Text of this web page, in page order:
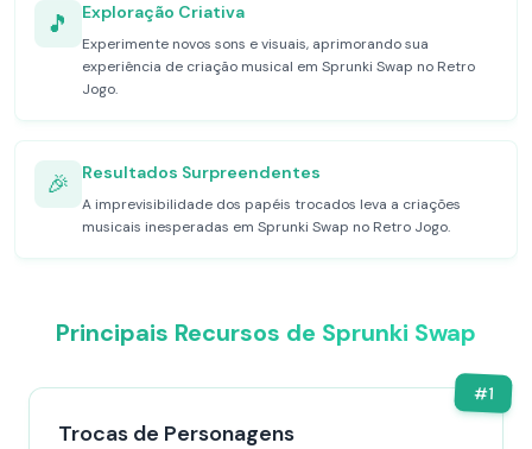
🎵 Exploração Criativa
Experimente novos sons e visuais, aprimorando sua
experiência de criação musical em Sprunki Swap no Retro
Jogo.
🎉 Resultados Surpreendentes
A imprevisibilidade dos papéis trocados leva a criações
musicais inesperadas em Sprunki Swap no Retro Jogo.
Principais Recursos de Sprunki Swap
#1
Trocas de Personagens